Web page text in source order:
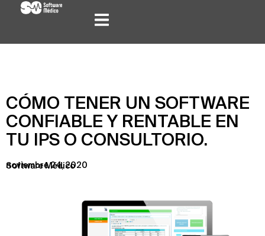
CÓMO TENER UN SOFTWARE
CONFIABLE Y RENTABLE EN
TU IPS O CONSULTORIO.
noviembre 24, 2020
Software Médico